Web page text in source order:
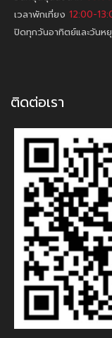
เวลาพักเที่ยง 12:00-
ปิดทุกวันอาทิตย์และวัน
ติดต่อเรา